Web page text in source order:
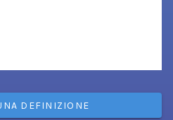
DEFINIZIONE